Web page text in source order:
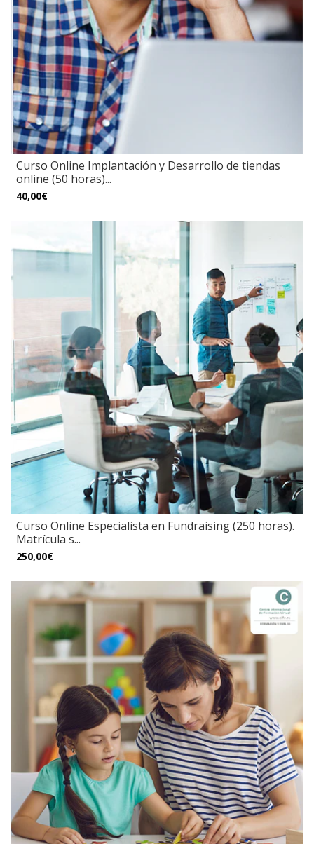
Curso Online Implantación y Desarrollo de tiendas
online (50 horas)...
40,00€
Curso Online Especialista en Fundraising (250 horas).
Matrícula s...
250,00€